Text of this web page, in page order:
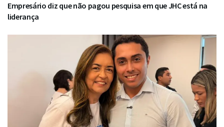
Empresário diz que não pagou pesquisa em que JHC está na
liderança